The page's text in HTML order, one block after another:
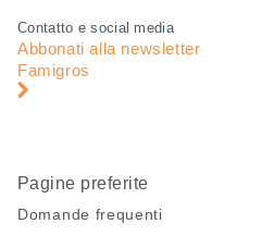
Piè
pagina
Navigazione
pagina
Contatto e social media
Abbonati alla newsletter
Famigros
Pagine preferite
Domande frequenti